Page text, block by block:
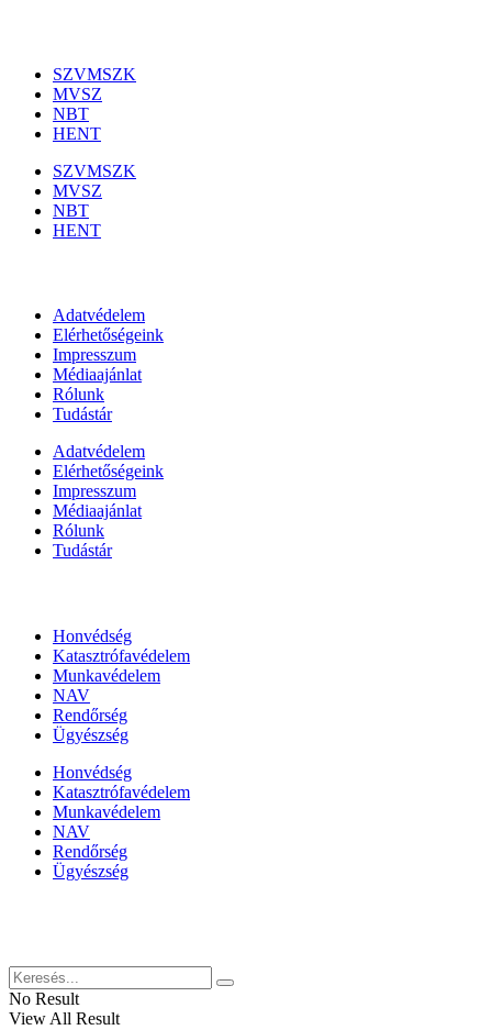
SZVMSZK
MVSZ
NBT
HENT
SZVMSZK
MVSZ
NBT
HENT
Adatvédelem
Elérhetőségeink
Impresszum
Médiaajánlat
Rólunk
Tudástár
Adatvédelem
Elérhetőségeink
Impresszum
Médiaajánlat
Rólunk
Tudástár
Honvédség
Katasztrófavédelem
Munkavédelem
NAV
Rendőrség
Ügyészség
Honvédség
Katasztrófavédelem
Munkavédelem
NAV
Rendőrség
Ügyészség
No Result
View All Result